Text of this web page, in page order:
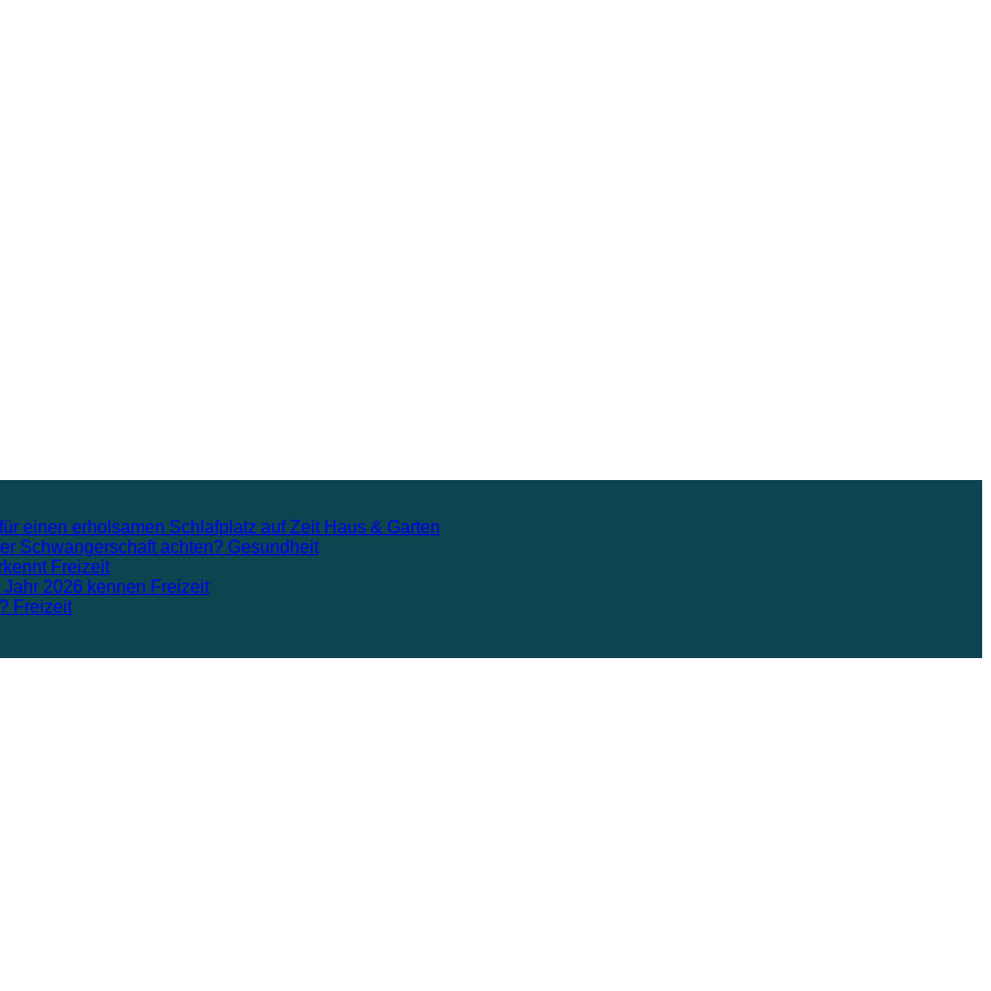
einen erholsamen Schlafplatz auf Zeit Haus & Garten
Schwangerschaft achten? Gesundheit
Freizeit
2026 kennen Freizeit
Freizeit